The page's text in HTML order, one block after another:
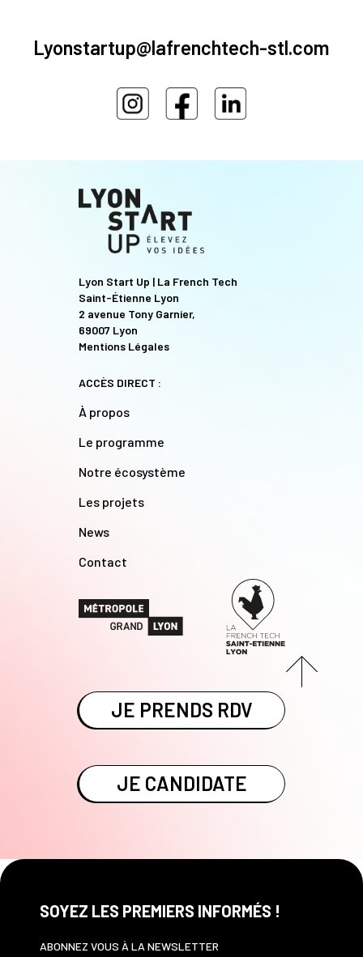
Lyonstartup@lafrenchtech-stl.com
Lyon Start Up | La French Tech
Saint-Étienne Lyon
2 avenue Tony Garnier,
69007 Lyon
Mentions Légales
ACCÈS DIRECT :
À propos
Le programme
Notre écosystème
Les projets
News
Contact
JE PRENDS RDV
JE CANDIDATE
SOYEZ LES PREMIERS INFORMÉS !
ABONNEZ VOUS À LA NEWSLETTER